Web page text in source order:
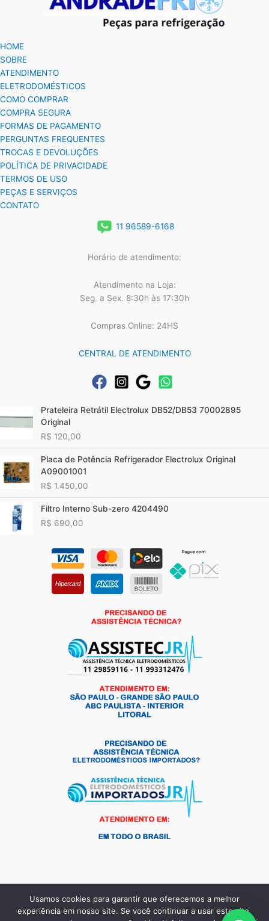
HOME
SOBRE
ATENDIMENTO
ELETRODOMÉSTICOS
COMO COMPRAR
COMPRA SEGURA
FORMAS DE PAGAMENTO
PERGUNTAS FREQUENTES
TROCAS E DEVOLUÇÕES
POLÍTICA DE PRIVACIDADE
TERMOS DE USO
PEÇAS E SERVIÇOS
CONTATO
11 96589-6168
Horário de atendimento:
Atendimento na Loja:
Seg. a Sex. 8:30h às 17:30h
Compras Online: 24HS
CENTRAL DE ATENDIMENTO
Prateleira Retrátil Electrolux DB52/DB53 70002895
Original
R$ 120,00
Placa de Potência Refrigerador Electrolux Original
A09001001
R$ 1.450,00
Filtro Interno Sub-zero 4204490
R$ 690,00
Copyright © 2026 Andrade Frio Peças para Eletrodomésticos |
Usamos cookies para garantir que oferecemos a melhor
experiência em nosso site. Se você continuar a usar este site,